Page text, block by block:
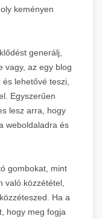
keményen
generálj,
vagy, az egy blog
lehetővé teszi,
Egyszerűen
lesz arra, hogy
weboldaladra és
gombokat, mint
való közzététel,
Ha a
hogy meg fogja